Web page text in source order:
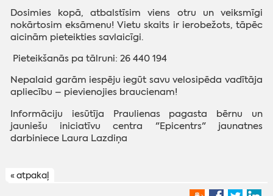
Dosimies kopā, atbalstīsim viens otru un veiksmīgi
nokārtosim eksāmenu! Vietu skaits ir ierobežots, tāpēc
aicinām pieteikties savlaicīgi.
Pieteikšanās pa tālruni: 26 440 194
Nepalaid garām iespēju iegūt savu velosipēda vadītāja
apliecību – pievienojies braucienam!
Informāciju iesūtīja Praulienas pagasta bērnu un
jauniešu iniciatīvu centra "Epicentrs" jaunatnes
darbiniece Laura Lazdiņa
« atpakaļ